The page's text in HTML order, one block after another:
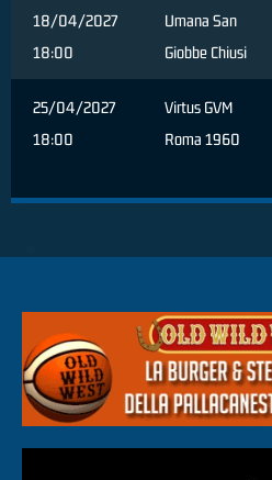
18/04/2027
18:00
Umana San
Giobbe Chiusi
25/04/2027
18:00
Virtus GVM
Roma 1960